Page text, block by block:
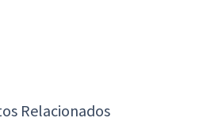
Relacionados